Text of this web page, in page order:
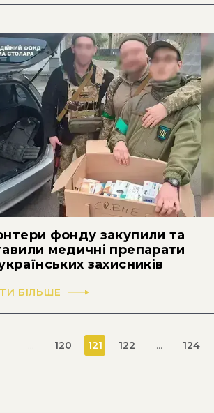
фонду закупили та
медичні препарати
захисників
БІЛЬШЕ
... 120 121 122 ... 124